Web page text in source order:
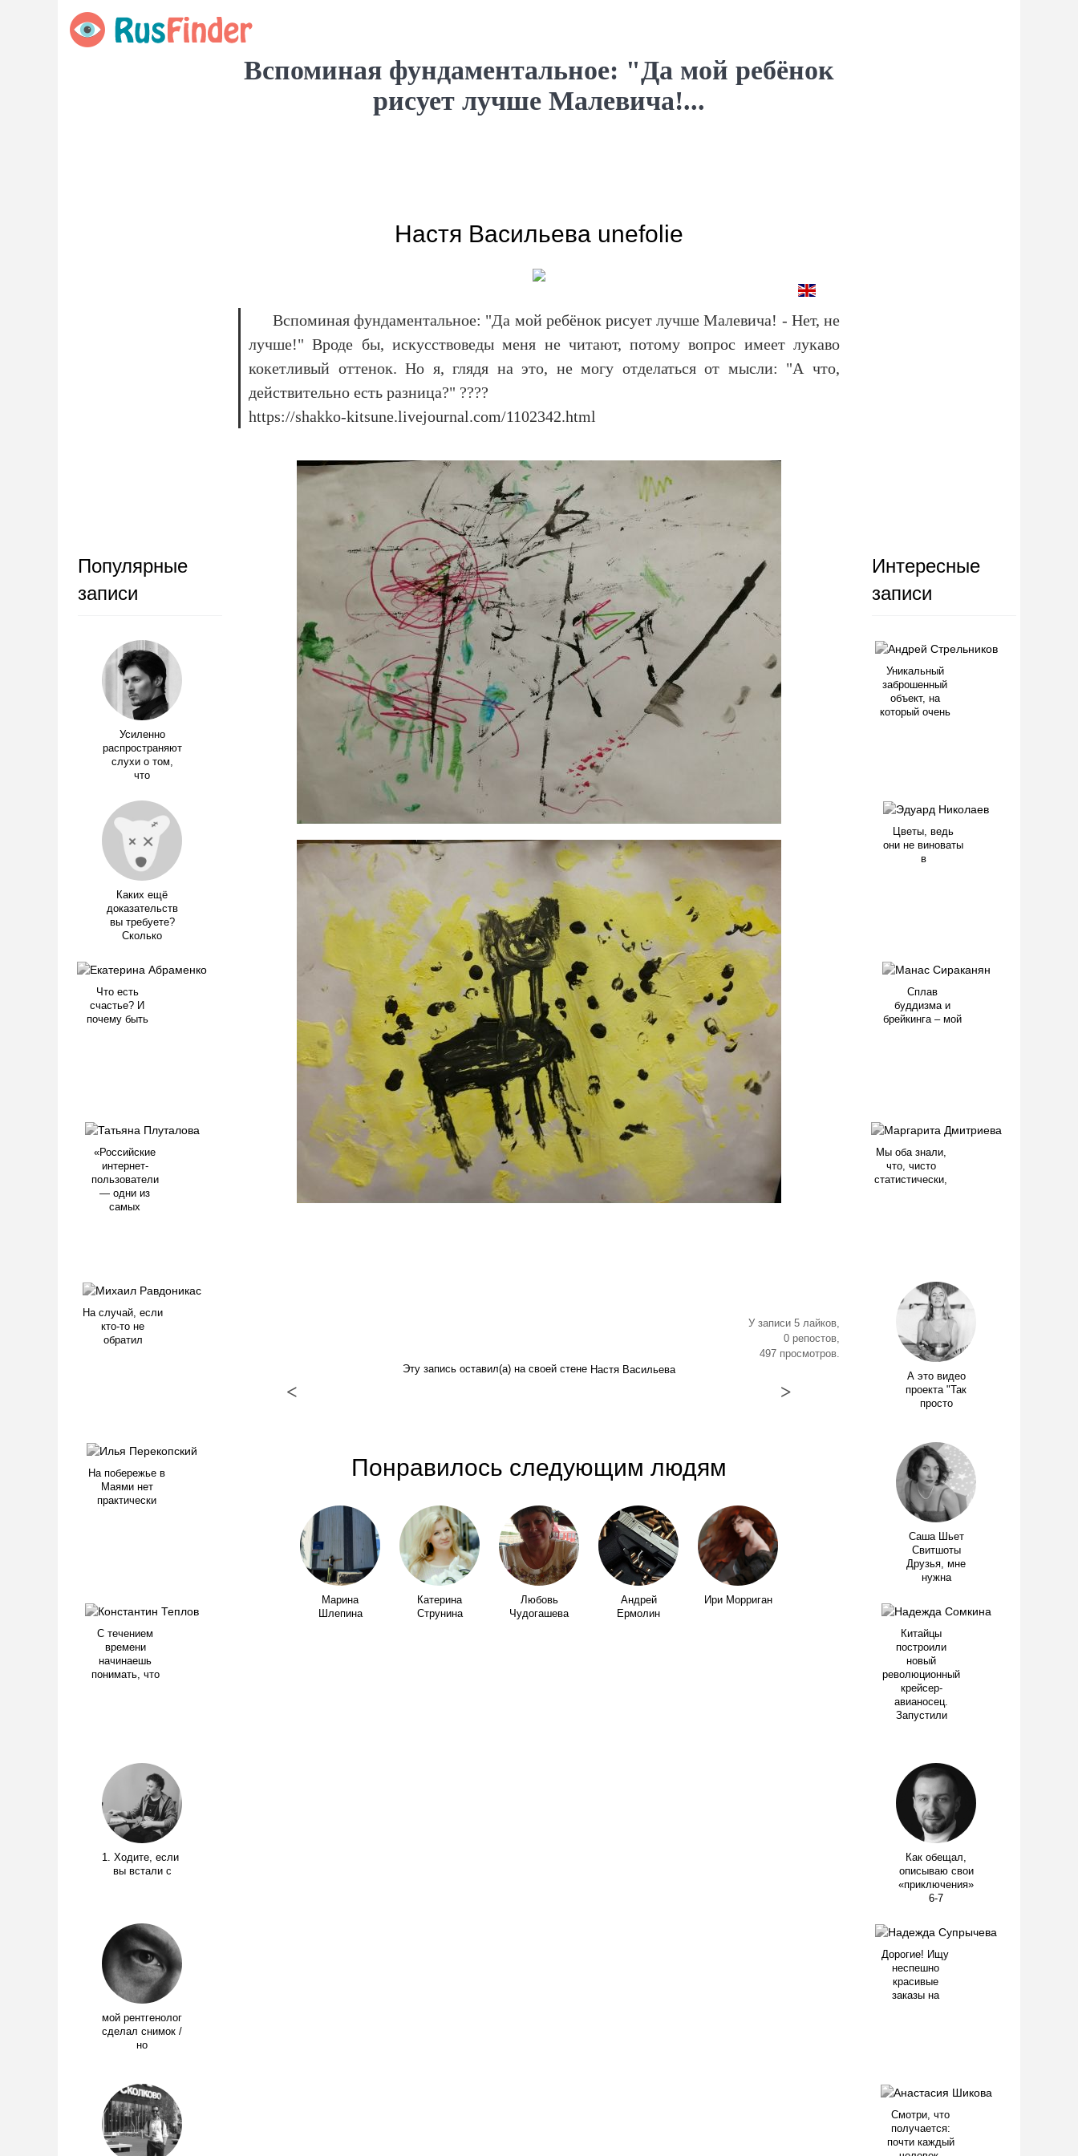
Вспоминая фундаментальное: "Да мой ребёнок
рисует лучше Малевича!...
Настя Васильева unefolie
Вспоминая фундаментальное: "Да мой ребёнок рисует лучше Малевича! - Нет, не
лучше!" Вроде бы, искусствоведы меня не читают, потому вопрос имеет лукаво
кокетливый оттенок. Но я, глядя на это, не могу отделаться от мысли: "А что,
действительно есть разница?" ????
https://shakko-kitsune.livejournal.com/1102342.html
У записи 5 лайков,
0 репостов,
497 просмотров.
Эту запись оставил(а) на своей стене Настя Васильева
< >
Понравилось следующим людям
Марина
Шлепина
Катерина
Струнина
Любовь
Чудогашева
Андрей
Ермолин
Ири Морриган
Популярные
записи
Усиленно
распространяют
слухи о том,
что
Каких ещё
доказательств
вы требуете?
Сколько
Что есть
счастье? И
почему быть
«Российские
интернет-
пользователи
— одни из
самых
На случай, если
кто-то не
обратил
На побережье в
Маями нет
практически
С течением
времени
начинаешь
понимать, что
1. Ходите, если
вы встали с
мой рентгенолог
сделал снимок /
но
Интересные
записи
Уникальный
заброшенный
объект, на
который очень
Цветы, ведь
они не виноваты
в
Сплав
буддизма и
брейкинга – мой
Мы оба знали,
что, чисто
статистически,
А это видео
проекта "Так
просто
Саша Шьет
Свитшоты
Друзья, мне
нужна
Китайцы
построили
новый
революционный
крейсер-
авианосец.
Запустили
Как обещал,
описываю свои
«приключения»
6-7
Дорогие! Ищу
неспешно
красивые
заказы на
Смотри, что
получается:
почти каждый